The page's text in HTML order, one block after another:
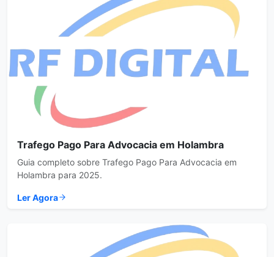
Trafego Pago Para Advocacia em Holambra
Guia completo sobre Trafego Pago Para Advocacia em
Holambra para 2025.
Ler Agora